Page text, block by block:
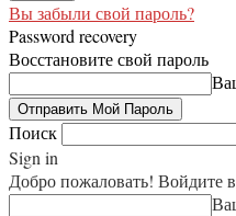
Вы забыли свой пароль?
Password recovery
Восстановите свой пароль
Поиск
Sign in
Добро пожаловать! Войдите